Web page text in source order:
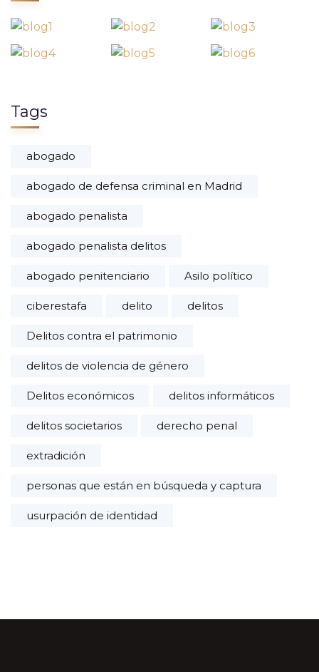
Tags
abogado
abogado de defensa criminal en Madrid
abogado penalista
abogado penalista delitos
abogado penitenciario Asilo político
ciberestafa delito delitos
Delitos contra el patrimonio
delitos de violencia de género
Delitos económicos delitos informáticos
delitos societarios derecho penal
extradición
personas que están en búsqueda y captura
usurpación de identidad